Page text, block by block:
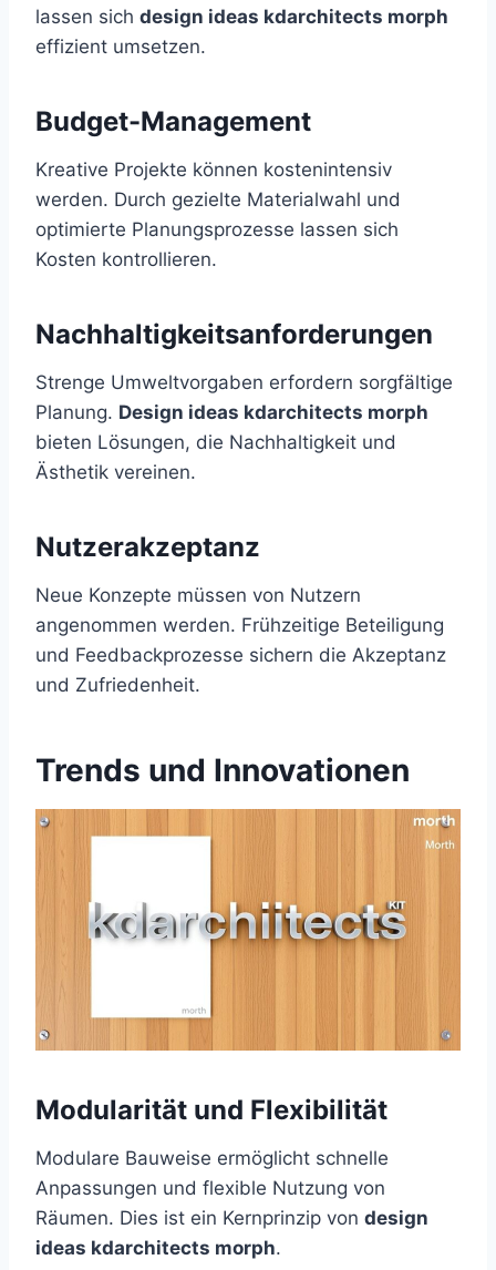
lassen sich design ideas kdarchitects morph
effizient umsetzen.
Budget-Management
Kreative Projekte können kostenintensiv
werden. Durch gezielte Materialwahl und
optimierte Planungsprozesse lassen sich
Kosten kontrollieren.
Nachhaltigkeitsanforderungen
Strenge Umweltvorgaben erfordern sorgfältige
Planung. Design ideas kdarchitects morph
bieten Lösungen, die Nachhaltigkeit und
Ästhetik vereinen.
Nutzerakzeptanz
Neue Konzepte müssen von Nutzern
angenommen werden. Frühzeitige Beteiligung
und Feedbackprozesse sichern die Akzeptanz
und Zufriedenheit.
Trends und Innovationen
Modularität und Flexibilität
Modulare Bauweise ermöglicht schnelle
Anpassungen und flexible Nutzung von
Räumen. Dies ist ein Kernprinzip von design
ideas kdarchitects morph.